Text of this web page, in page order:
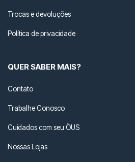
Trocas e devoluções
Política de privacidade
QUER SABER MAIS?
Contato
Trabalhe Conosco
Cuidados com seu ÖUS
Nossas Lojas